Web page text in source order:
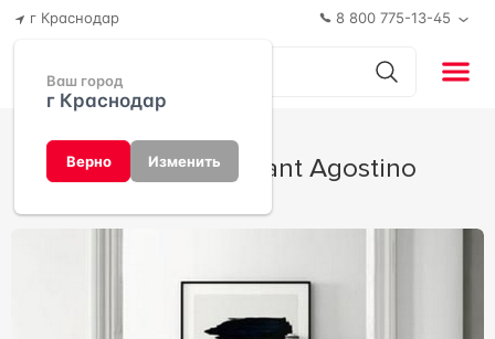
г Краснодар
Ваш город
г Краснодар
Верно Изменить
8 800 775-13-45
Patchwork от Sant Agostino